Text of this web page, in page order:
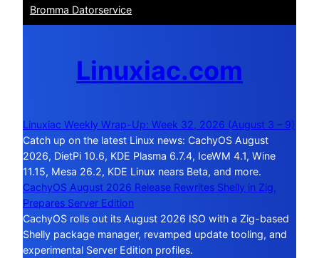
Bromma Datorservice
Linuxiac.com
Linuxiac Weekly Wrap-Up: Week 32, 2026 (August 3 – 9)
Catch up on the latest Linux news: CachyOS August
2026, DietPi 10.6, KDE Plasma 6.7.4, IceWM 4.1, Wine
11.15, Mesa 26.2, KDE Linux nears Beta, and more.
CachyOS August 2026 Release Rewrites Shelly in Zig,
Prepares Server Edition
CachyOS rolls out its August 2026 ISO with a Zig-based
Shelly package manager, revamped update tooling, and
experimental Server Edition profiles.